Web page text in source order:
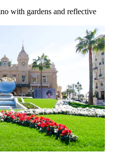
with gardens and reflective